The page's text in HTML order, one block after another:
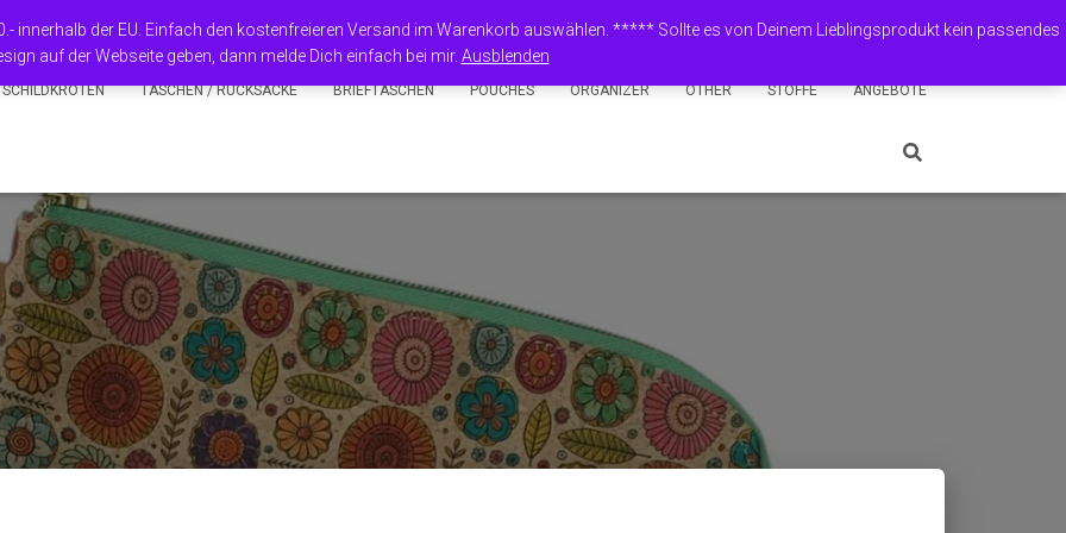
der EU. Einfach den kostenfreieren Versand im Warenkorb auswählen. ***** Sollte es von Deinem Lieblingsprodukt kein passendes
auf der Webseite geben, dann melde Dich einfach bei mir. Ausblenden
Shop Mein Konto English (UK) Deutsch
TASCHEN / RUCKSÄCKE BRIEFTASCHEN POUCHES ORGANIZER OTHER STOFFE ANGEBOTE